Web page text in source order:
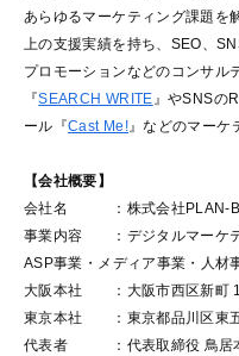
あらゆるマーケティング課題を
上の支援実績を持ち、SEO、
プロモーションなどのコンサル
『SEARCH WRITE』やSNSの
ール『Cast Me!』などのマーケ
【会社概要】
会社名 ：株式会社PLAN-B
事業内容 ：デジタルマーケテ
ASP事業・メディア事業・人材
大阪本社 ：大阪市西区新町
東京本社 ：東京都品川区東
代表者 ：代表取締役 鳥居